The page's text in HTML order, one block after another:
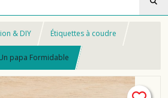
& DIY Étiquettes à coudre
papa Formidable